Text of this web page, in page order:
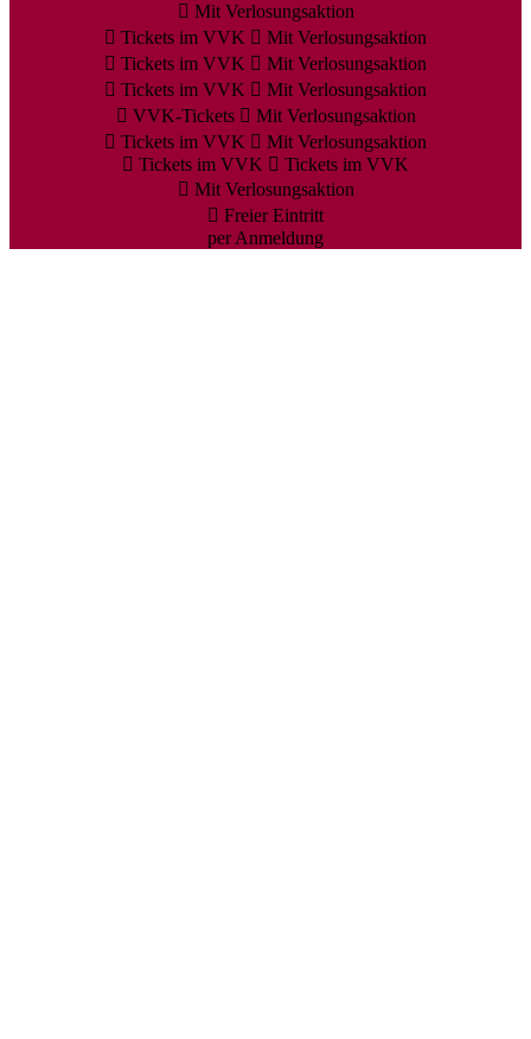
Mit Verlosungsaktion
Tickets im VVK
Mit Verlosungsaktion
Tickets im VVK
Mit Verlosungsaktion
Tickets im VVK
Mit Verlosungsaktion
VVK-Tickets
Mit Verlosungsaktion
Tickets im VVK
Mit Verlosungsaktion
Tickets im VVK
Tickets im VVK
Mit Verlosungsaktion
Freier Eintritt
per Anmeldung